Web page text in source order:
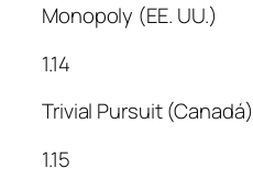
Monopoly (EE. UU.)
1.14
Trivial Pursuit (Canadá)
1.15